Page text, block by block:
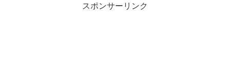
スポンサーリンク